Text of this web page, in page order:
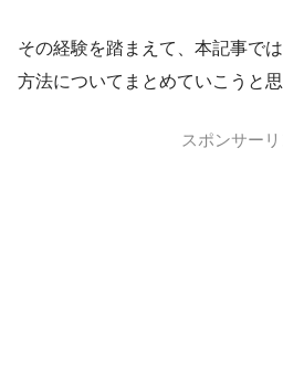
その経験を踏まえて、本記事で
方法についてまとめていこうと思
スポンサーリ